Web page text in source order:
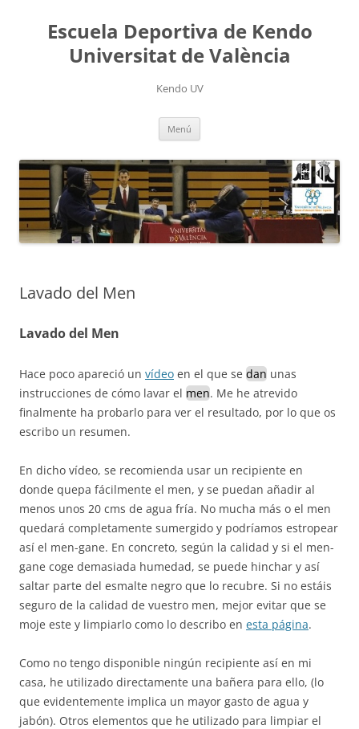
contenidoEscuela Deportiva de Kendo
Universitat de València
Kendo UV
Menú
Lavado del Men
Lavado del Men
Hace poco apareció un vídeo en el que se dan unas
instrucciones de cómo lavar el men. Me he atrevido
finalmente ha probarlo para ver el resultado, por lo que os
escribo un resumen.
En dicho vídeo, se recomienda usar un recipiente en
donde quepa fácilmente el men, y se puedan añadir al
menos unos 20 cms de agua fría. No mucha más o el men
quedará completamente sumergido y podríamos estropear
así el men-gane. En concreto, según la calidad y si el men-
gane coge demasiada humedad, se puede hinchar y así
saltar parte del esmalte negro que lo recubre. Si no estáis
seguro de la calidad de vuestro men, mejor evitar que se
moje este y limpiarlo como lo describo en esta página.
Como no tengo disponible ningún recipiente así en mi
casa, he utilizado directamente una bañera para ello, (lo
que evidentemente implica un mayor gasto de agua y
jabón). Otros elementos que he utilizado para limpiar el